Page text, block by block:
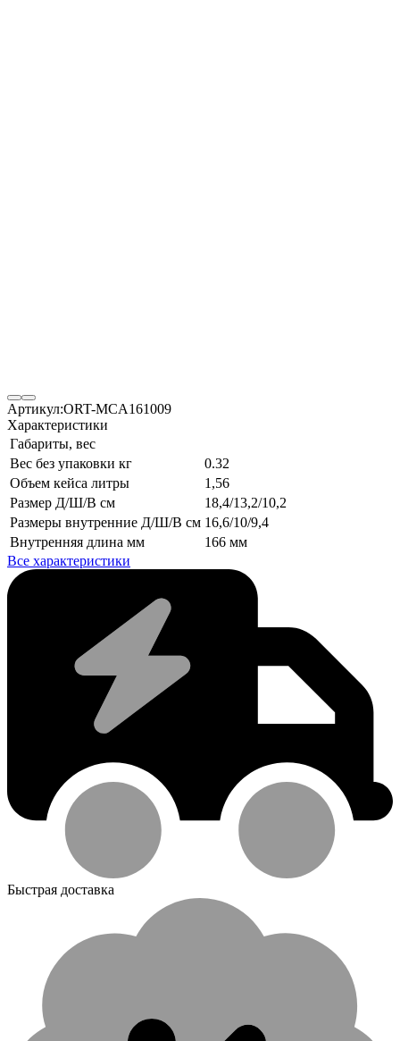
Артикул:ORT-MCA161009
Характеристики
Габариты, вес
Вес без упаковки кг
0.32
Объем кейса литры
1,56
Размер Д/Ш/В см
18,4/13,2/10,2
Размеры внутренние Д/Ш/В см 16,6/10/9,4
Внутренняя длина мм
166 мм
Все характеристики
Быстрая доставка